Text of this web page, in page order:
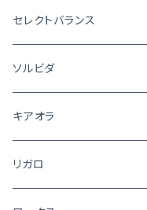
セレクトバランス
ソルビダ
キアオラ
リガロ